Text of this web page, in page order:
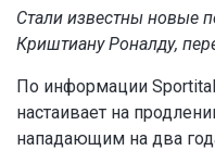
Стали известны новые
Криштиану Роналду,
По информации
настаивает на
нападающим на два